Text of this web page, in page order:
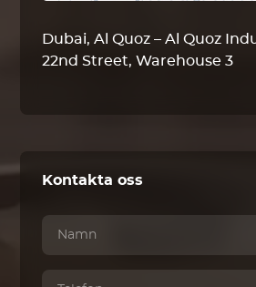
Dubai, Al Quoz – Al Quoz
22nd Street, Warehouse 3
Kontakta oss